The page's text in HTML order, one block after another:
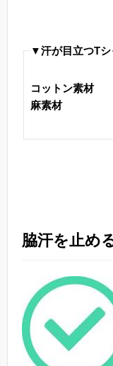
▼汗が目立つT
コットン素材
麻素材
脇汗を止め